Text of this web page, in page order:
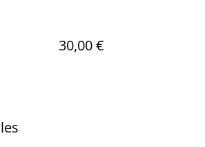
30,00 €